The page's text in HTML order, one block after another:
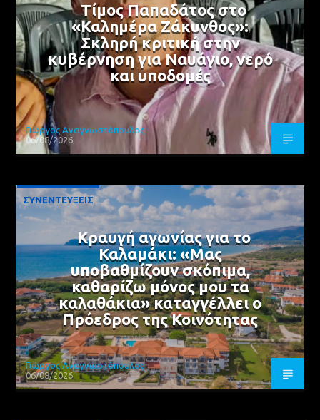
Τίμος Παπαδάτος στο
«Καλημέρα Ζάκυνθος»:
Σκληρή κριτική στην
κυβέρνηση για Ναυάγιο, νερό
και υποδομές
Γιώργος Αναγνωστόπουλος
06/08/2026
ΣΥΝΕΝΤΕΥΞΕΙΣ
Κραυγή αγωνίας για το
Καλαμάκι: «Μας
υποβαθμίζουν σκόπιμα,
καθαρίζω μόνος μου τα
καλαθάκια» καταγγέλλει ο
Πρόεδρος της Κοινότητας
Γιώργος Αναγνωστόπουλος
06/08/2026